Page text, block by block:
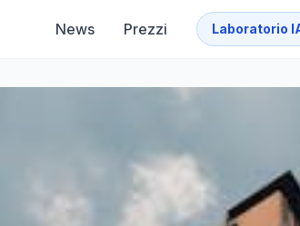
News Prezzi Laboratorio